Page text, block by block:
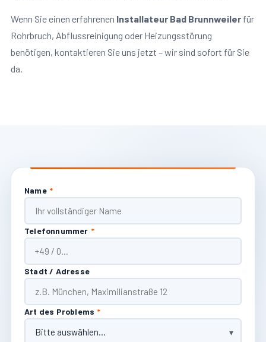
Wenn Sie einen erfahrenen Installateur Bad Brunnweilerfür
Rohrbruch, Abflussreinigung oder Heizungsstörung
benötigen, kontaktieren Sie uns jetzt – wir sind sofort für Sie
da.
Name *
Telefonnummer *
Stadt / Adresse
Art des Problems *